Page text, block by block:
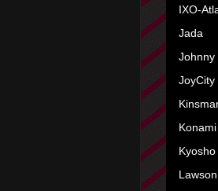
IXO-
Jada
Johnny
JoyCity
Konami
Kyosho
Lawson